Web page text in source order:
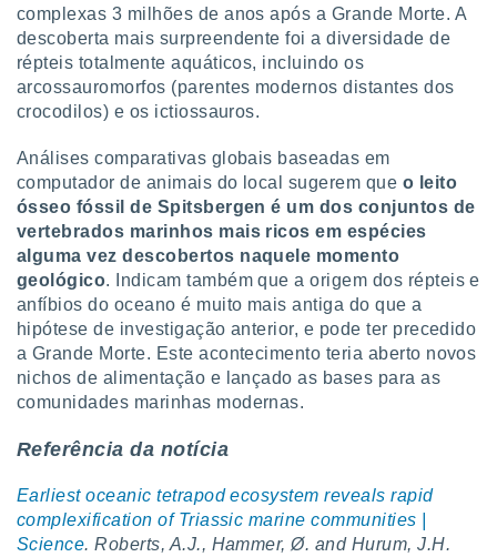
complexas 3 milhões de anos após a Grande Morte. A
descoberta mais surpreendente foi a diversidade de
répteis totalmente aquáticos, incluindo os
arcossauromorfos (parentes modernos distantes dos
crocodilos) e os ictiossauros.
Análises comparativas globais baseadas em
computador de animais do local sugerem que o leito
ósseo fóssil de Spitsbergen é um dos conjuntos de
vertebrados marinhos mais ricos em espécies
alguma vez descobertos naquele momento
geológico. Indicam também que a origem dos répteis e
anfíbios do oceano é muito mais antiga do que a
hipótese de investigação anterior, e pode ter precedido
a Grande Morte. Este acontecimento teria aberto novos
nichos de alimentação e lançado as bases para as
comunidades marinhas modernas.
Referência da notícia
Earliest oceanic tetrapod ecosystem reveals rapid
complexification of Triassic marine communities |
Science. Roberts, A.J., Hammer, Ø. and Hurum, J.H.